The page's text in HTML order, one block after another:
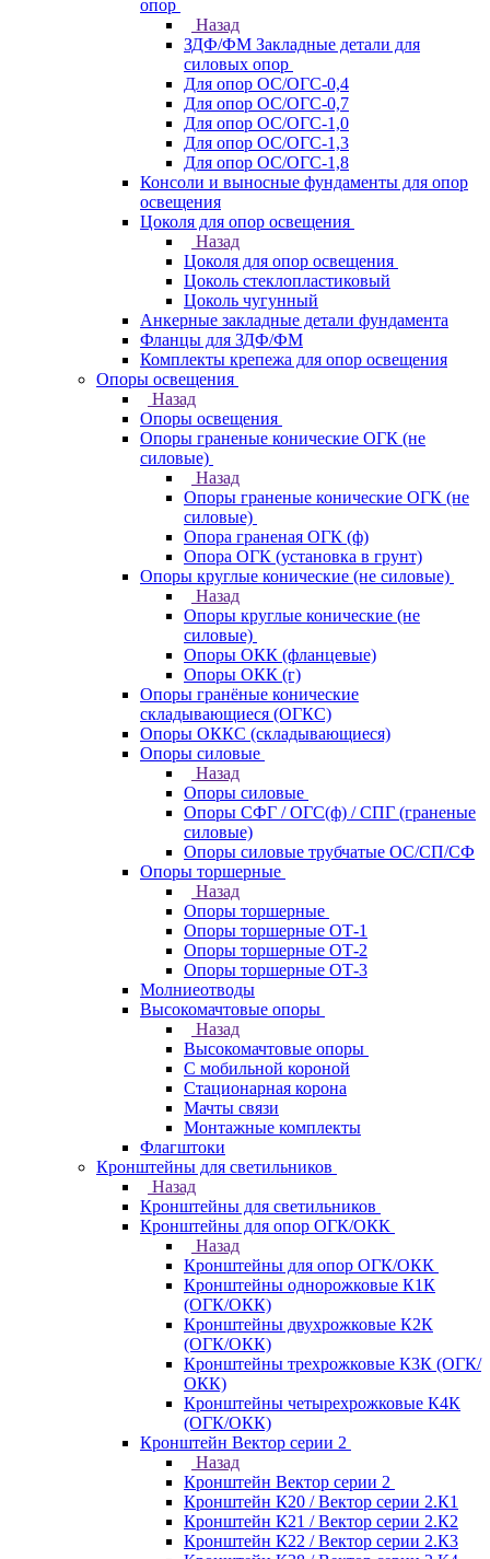
опор
Назад
ЗДФ/ФМ Закладные детали для
силовых опор
Для опор ОС/ОГС-0,4
Для опор ОС/ОГС-0,7
Для опор ОС/ОГС-1,0
Для опор ОС/ОГС-1,3
Для опор ОС/ОГС-1,8
Консоли и выносные фундаменты для опор
освещения
Цоколя для опор освещения
Назад
Цоколя для опор освещения
Цоколь стеклопластиковый
Цоколь чугунный
Анкерные закладные детали фундамента
Фланцы для ЗДФ/ФМ
Комплекты крепежа для опор освещения
Опоры освещения
Назад
Опоры освещения
Опоры граненые конические ОГК (не
силовые)
Назад
Опоры граненые конические ОГК (не
силовые)
Опора граненая ОГК (ф)
Опора ОГК (установка в грунт)
Опоры круглые конические (не силовые)
Назад
Опоры круглые конические (не
силовые)
Опоры ОКК (фланцевые)
Опоры ОКК (г)
Опоры гранёные конические
складывающиеся (ОГКС)
Опоры ОККС (складывающиеся)
Опоры силовые
Назад
Опоры силовые
Опоры СФГ / ОГС(ф) / СПГ (граненые
силовые)
Опоры силовые трубчатые ОС/СП/СФ
Опоры торшерные
Назад
Опоры торшерные
Опоры торшерные ОТ-1
Опоры торшерные ОТ-2
Опоры торшерные ОТ-3
Молниеотводы
Высокомачтовые опоры
Назад
Высокомачтовые опоры
С мобильной короной
Стационарная корона
Мачты связи
Монтажные комплекты
Флагштоки
Кронштейны для светильников
Назад
Кронштейны для светильников
Кронштейны для опор ОГК/ОКК
Назад
Кронштейны для опор ОГК/ОКК
Кронштейны однорожковые К1К
(ОГК/ОКК)
Кронштейны двухрожковые К2К
(ОГК/ОКК)
Кронштейны трехрожковые К3К (ОГК/
ОКК)
Кронштейны четырехрожковые К4К
(ОГК/ОКК)
Кронштейн Вектор серии 2
Назад
Кронштейн Вектор серии 2
Кронштейн К20 / Вектор серии 2.К1
Кронштейн К21 / Вектор серии 2.К2
Кронштейн К22 / Вектор серии 2.К3